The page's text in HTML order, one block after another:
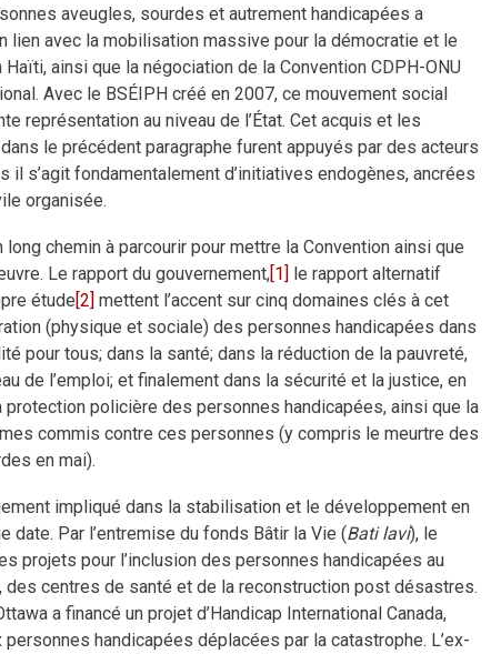
aveugles, sourdes et autrement handicapées a
lien avec la mobilisation massive pour la démocratie et le
ainsi que la négociation de la Convention CDPH-ONU
Avec le BSÉIPH créé en 2007, ce mouvement social
représentation au niveau de l’État. Cet acquis et les
le précédent paragraphe furent appuyés par des acteurs
il s’agit fondamentalement d’initiatives endogènes, ancrées
organisée.
long chemin à parcourir pour mettre la Convention ainsi que
Le rapport du gouvernement, [1]
le rapport alternatif
étude [2] mettent l’accent sur cinq domaines clés à cet
(physique et sociale) des personnes handicapées dans
pour tous; dans la santé; dans la réduction de la pauvreté,
de l’emploi; et finalement dans la sécurité et la justice, en
protection policière des personnes handicapées, ainsi que la
commis contre ces personnes (y compris le meurtre des
en mai).
impliqué dans la stabilisation et le développement en
date. Par l’entremise du fonds Bâtir la Vie (Bati lavi), le
projets pour l’inclusion des personnes handicapées au
des centres de santé et de la reconstruction post désastres.
a financé un projet d’Handicap International Canada,
personnes handicapées déplacées par la catastrophe. L’ex-